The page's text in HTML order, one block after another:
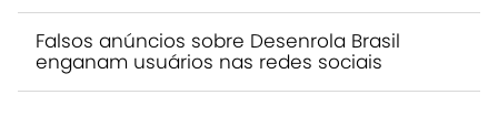
Falsos anúncios sobre Desenrola Brasil
enganam usuários nas redes sociais